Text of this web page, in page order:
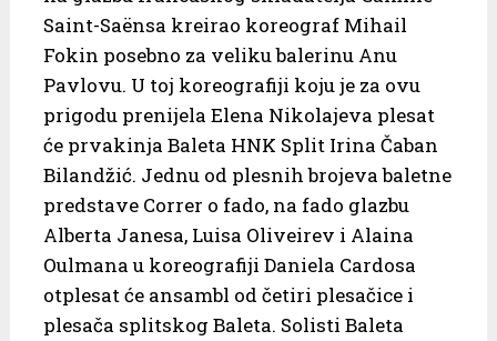
Saint-Saënsa kreirao koreograf Mihail
Fokin posebno za veliku balerinu Anu
Pavlovu. U toj koreografiji koju je za ovu
prigodu prenijela Elena Nikolajeva plesat
će prvakinja Baleta HNK Split Irina Čaban
Bilandžić. Jednu od plesnih brojeva baletne
predstave Correr o fado, na fado glazbu
Alberta Janesa, Luisa Oliveirev i Alaina
Oulmana u koreografiji Daniela Cardosa
otplesat će ansambl od četiri plesačice i
plesača splitskog Baleta. Solisti Baleta